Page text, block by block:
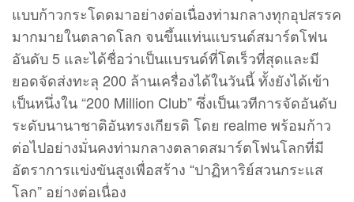
แบบก้าวกระโดดมาอย่างต่อเนื่องท่ามกลางทุกอุปสรรค
มากมายในตลาดโลก จนขึ้นแท่นแบรนด์สมาร์ตโฟน
อันดับ 5 และได้ชื่อว่าเป็นแบรนด์ที่โตเร็วที่สุดและมี
ยอดจัดส่งทะลุ 200 ล้านเครื่องได้ในวันนี้ ทั้งยังได้เข้า
เป็นหนึ่งใน “200 Million Club” ซึ่งเป็นเวทีการจัดอันดับ
ระดับนานาชาติอันทรงเกียรติ โดย realme พร้อมก้าว
ต่อไปอย่างมั่นคงท่ามกลางตลาดสมาร์ตโฟนโลกที่มี
อัตราการแข่งขันสูงเพื่อสร้าง “ปาฏิหาริย์สวนกระแส
โลก” อย่างต่อเนื่อง